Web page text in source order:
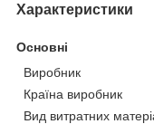
Характеристики
Основні
Виробник
Країна виробник
Вид витратних